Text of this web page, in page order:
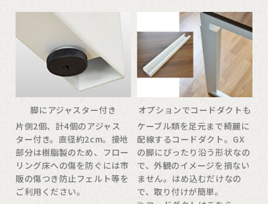
脚にアジャスター付き
片側2個、計4個のアジャス
ター付き。直径約2cm。接地
部分は樹脂製のため、フロー
リング床への傷を防ぐには市
販の傷つき防止フェルト等を
ご利用ください。
オプションでコードダクトも
ケーブル類を足元まで綺麗に
配線するコードダクト。GX
の脚にぴったり沿う形状なの
で、外観のイメージを損ない
ません。はめ込むだけなの
で、取り付けが簡単。